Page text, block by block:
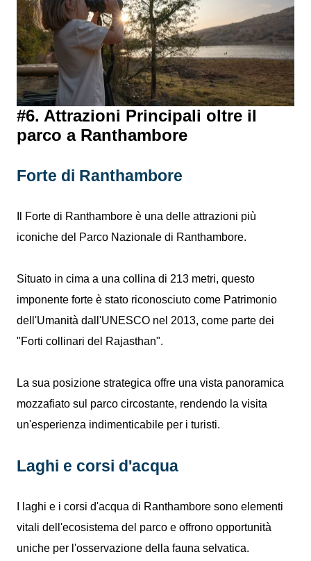
#6. Attrazioni Principali oltre il
parco a Ranthambore
Forte di Ranthambore
Il Forte di Ranthambore è una delle attrazioni più
iconiche del Parco Nazionale di Ranthambore.
Situato in cima a una collina di 213 metri, questo
imponente forte è stato riconosciuto come Patrimonio
dell'Umanità dall'UNESCO nel 2013, come parte dei
"Forti collinari del Rajasthan".
La sua posizione strategica offre una vista panoramica
mozzafiato sul parco circostante, rendendo la visita
un'esperienza indimenticabile per i turisti.
Laghi e corsi d'acqua
I laghi e i corsi d'acqua di Ranthambore sono elementi
vitali dell'ecosistema del parco e offrono opportunità
uniche per l'osservazione della fauna selvatica.